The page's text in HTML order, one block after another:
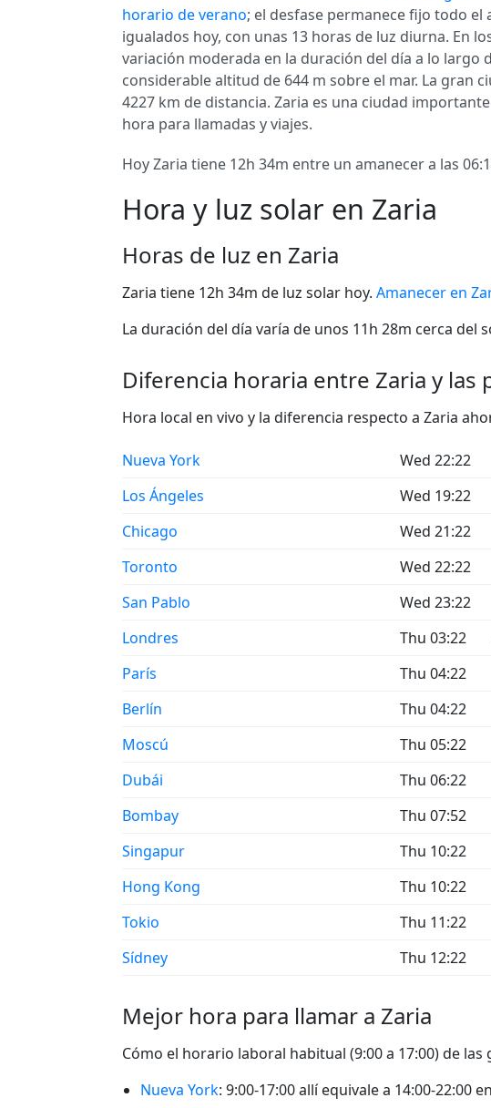
horario de verano; el desfase permanece fijo todo el
igualados hoy, con unas 13 horas de luz diurna. En
variación moderada en la duración del día a lo largo
considerable altitud de 644 m sobre el mar. La gran
4227 km de distancia. Zaria es una ciudad
hora para llamadas y viajes.
Hoy Zaria tiene 12h 34m entre un amanecer a las
Hora y luz solar en Zaria
Horas de luz en Zaria
Zaria tiene 12h 34m de luz solar hoy. Amanecer en
La duración del día varía de unos 11h 28m cerca del
Diferencia horaria entre Zaria y las
Hora local en vivo y la diferencia respecto a Zaria
Nueva York Wed 22:22
Los Ángeles
Wed 19:22
Chicago
Wed 21:22
Toronto
Wed 22:22
San Pablo
Wed 23:22
Londres
Thu 03:22
París
Thu 04:22
Berlín
Thu 04:22
Moscú
Thu 05:22
Dubái
Thu 06:22
Bombay
Thu 07:52
Singapur
Thu 10:22
Hong Kong
Thu 10:22
Tokio
Thu 11:22
Sídney
Thu 12:22
Mejor hora para llamar a Zaria
Cómo el horario laboral habitual (9:00 a 17:00) de
Nueva York: 9:00-17:00 allí equivale a 14:00-22:00